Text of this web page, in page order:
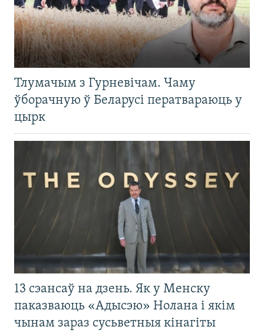
Тлумачым з Гурневічам. Чаму
ўборачную ў Беларусі ператвараюць у
цырк
13 сэансаў на дзень. Як у Менску
паказваюць «Адысэю» Нолана і якім
чынам зараз сусьветныя кінагіты